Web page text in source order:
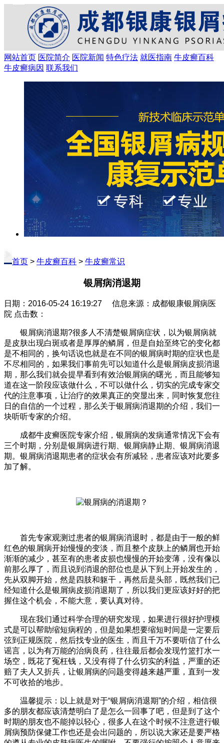
网站首页 医院简介 医院新闻 特色疗法 就医指南 牛皮癣百科
牛皮癣病因 联系我们
首页 > 牛皮癣百科 > 牛皮癣常识
银屑病消退期
日期：2016-05-24 16:19:27 信息来源：成都银康银屑病医
院 点击数：
银屑病消退期?很多人不清楚银屑病症状，以为银屑病就
是皮肤出现白斑或者是厚厚的鳞屑，但是自始至终它的变化都
是不相同的，换句话说也就是在不同的银屑病时期的症状也是
不尽相同的，如果我们事前先可以知道什么是银屑病皮损消退
期，那么我们就会提早看到有效治银屑病的曙光，而且能够知
道在这一阶段应该做什么，不可以做什么，切实的完成专家交
代的注意事项，让治疗的效果真正的突显出来，同时恢复您往
日的自信的一个过程，那么关于银屑病消退期的介绍，我们一
块听听专家的介绍。
成都牛皮癣医院专家介绍，银屑病的发病通常情况下会有
三个时期，分别是银屑病进行期、银屑病静止期、银屑病消退
期。银屑病消退期患者的症状会有所减轻，患者应该对此要多
加了解。
首先专家观测过患者的银屑病消退时，都是由于一般的鲜
红色的银屑病开始慢慢的变淡，而且整个皮肤上的鳞屑也开始
渐渐的减少，甚至有的患者皮损也慢慢的开始变薄，没有像以
前那么厚了，而且说到消退的部位也是从下到上开始发生的，
先从双脚开始，然是四肢和躯干，再然后是头部，既然我们已
经知道什么是银屑病皮损消退期了，所以我们更应该好好的把
握住这个机会，不能大意，要认真对待。
现在我们通过科学合理的研究发现，如果进行很好护理模
式是可以帮助缩短病程的，但是如果想要缩短时间是一定要后
弦到正规医院，然后找专业的医生，而且千万不要听信了什么
谣言，以为有万能的治病良药，往往最后都会发现竹篮打水一
场空，既花了冤枉钱，又没有得了什么切实的利益，严重的还
赔了夫人又折兵，让银屑病的问题变得越来越严重，直到一发
不可收拾的地步。
温馨提示：以上就是对于“银屑病消退期”的介绍，相信很
多的朋友都应该清楚明白了是怎么一回事了吧，但是到了这个
时期的朋友也不能掉以轻心，很多人在这个时候不注意进行银
屑病预防保健工作也还是会出问题的，所以说大家还是要严格